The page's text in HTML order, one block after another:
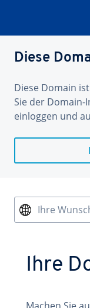
Diese
Diese Domain
Sie der Domain-
einloggen und
Ihre
Ihre